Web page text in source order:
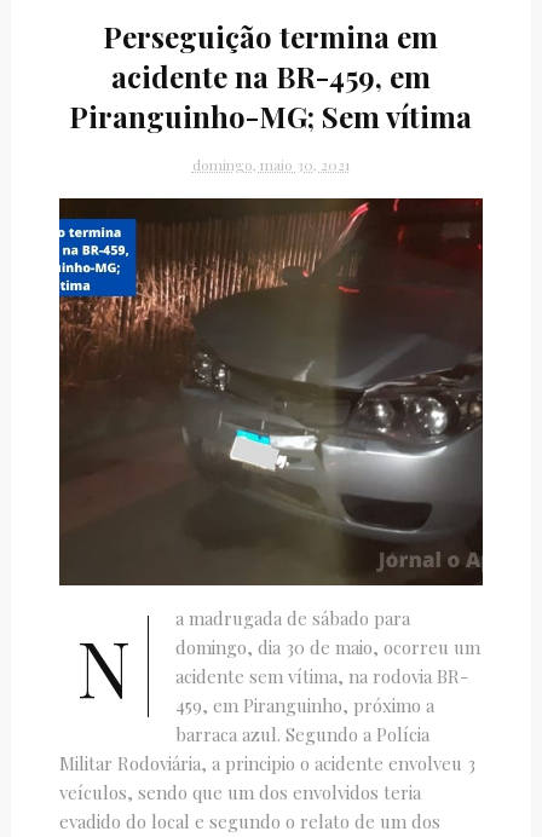
Perseguição termina em
acidente na BR-459, em
Piranguinho-MG; Sem vítima
domingo, maio 30, 2021
N
a madrugada de sábado para
domingo, dia 30 de maio, ocorreu um
acidente sem vítima, na rodovia BR-
459, em Piranguinho, próximo a
barraca azul. Segundo a Polícia
Militar Rodoviária, a principio o acidente envolveu 3
veículos, sendo que um dos envolvidos teria
evadido do local e segundo o relato de um dos